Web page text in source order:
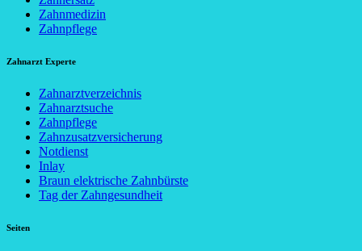
Zahnmedizin
Zahnpflege
Zahnarzt Experte
Zahnarztverzeichnis
Zahnarztsuche
Zahnpflege
Zahnzusatzversicherung
Notdienst
Inlay
Braun elektrische Zahnbürste
Tag der Zahngesundheit
Seiten